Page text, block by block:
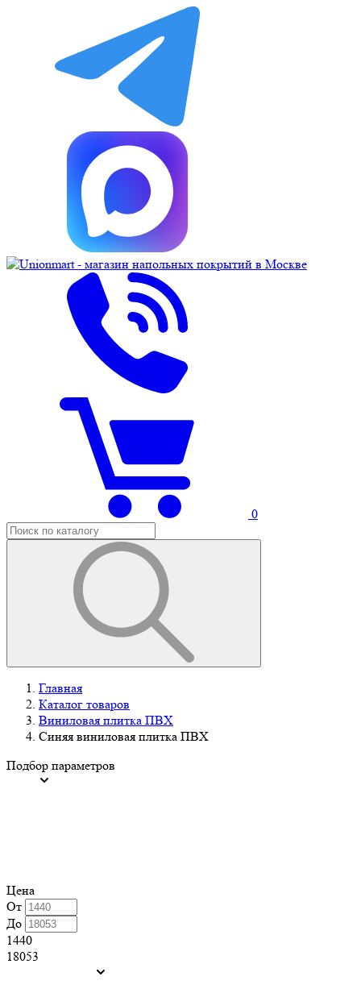
0
Главная
Каталог товаров
Виниловая плитка ПВХ
Синяя виниловая плитка ПВХ
Подбор параметров
Цена
От
До
1440
18053